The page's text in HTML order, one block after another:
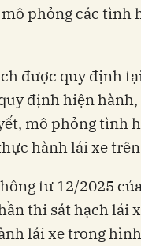
phỏng các tình
được quy định
định hiện
mô phỏng tình
hành lái xe
tư 12/2025
thi sát hạch lái
lái xe trong